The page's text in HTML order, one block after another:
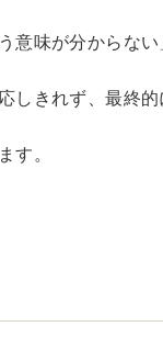
意味が分からな
しきれず、最終
す。